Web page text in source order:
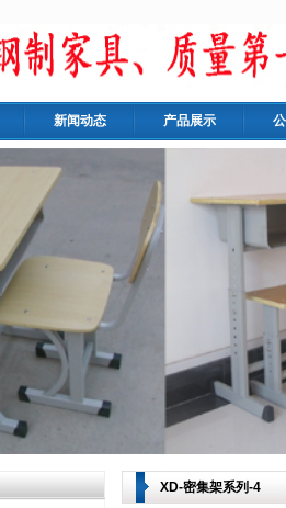
新闻动态 产品展示
XD-密集架系列-4